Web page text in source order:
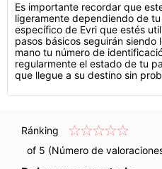
Es importante recordar que
ligeramente dependiendo de
específico de Evri que estés
pasos básicos seguirán siendo
mano tu número de
regularmente el estado de tu
que llegue a su destino sin
Ránking
of 5 (Número de